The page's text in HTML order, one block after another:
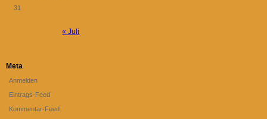
31
« Juli
Meta
Anmelden
Eintrags-Feed
Kommentar-Feed